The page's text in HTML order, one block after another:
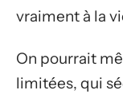
vraiment à la
On pourrait
limitées, qui